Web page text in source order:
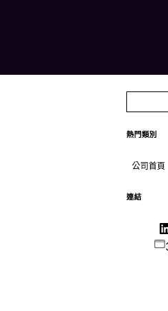
熱門類別
公司首頁
連結